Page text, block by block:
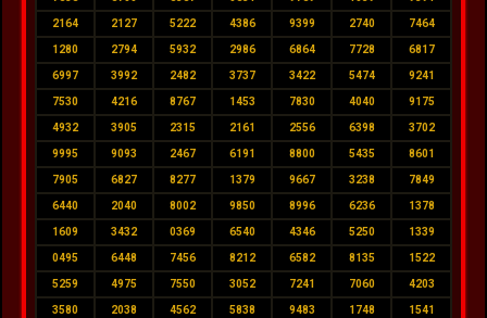
2164 2127 5222 4386 9399 2740 7464
1280 2794 5932 2986 6864 7728 6817
6997 3992 2482 3737 3422 5474 9241
7530 4216 8767 1453 7830 4040 9175
4932 3905 2315 2161 2556 6398 3702
9995 9093 2467 6191 8800 5435 8601
7905 6827 8277 1379 9667 3238 7849
6440 2040 8002 9850 8996 6236 1378
1609 3432 0369 6540 4346 5250 1339
0495 6448 7456 8212 6582 8135 1522
5259 4975 7550 3052 7241 7060 4203
3580 2038 4562 5838 9483 1748 1541